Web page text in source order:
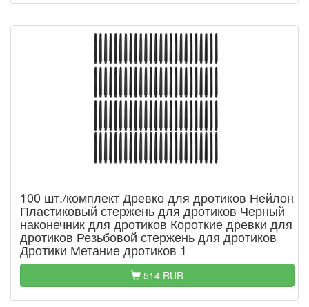
100 шт./комплект Древко для дротиков Нейлон
Пластиковый стержень для дротиков Черный
наконечник для дротиков Короткие древки для
дротиков Резьбовой стержень для дротиков
Дротики Метание дротиков 1
514 RUR